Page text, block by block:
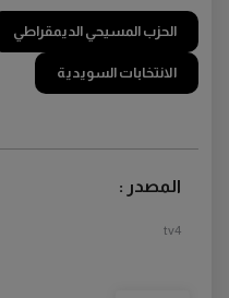
الحزب المسيحي الديمقراطي
الانتخابات السويدية
المصدر :
tv4